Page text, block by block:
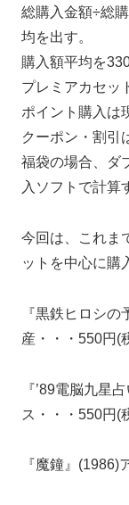
総購入金額÷総
均を出す。
購入額平均を
プレミアカセッ
ポイント購入は
クーポン・割引
福袋の場合、ダ
入ソフトで計算
今回は、これま
ットを中心に購
『黒鉄ヒロシ
産・・・550円(
『’89電脳九星
ス・・・550円(
『魔鐘』(1986)